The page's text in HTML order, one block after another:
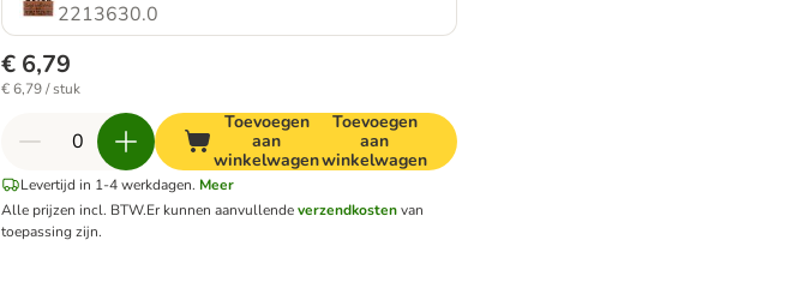
2213630.0
€ 6,79
€ 6,79 / stuk
Toevoegen
aan
winkelwagen
Toevoegen
aan
winkelwagen
Levertijd in 1-4 werkdagen. Meer
Alle prijzen incl. BTW.Er kunnen aanvullendeverzendkostenvan
toepassing zijn.